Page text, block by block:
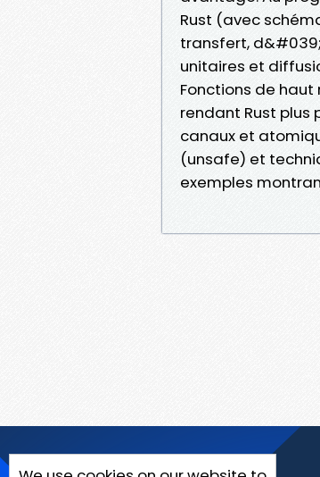
Rust (avec
transfert,
unitaires et
Fonctions de
rendant Rust plus
canaux et
(unsafe) et
exemples